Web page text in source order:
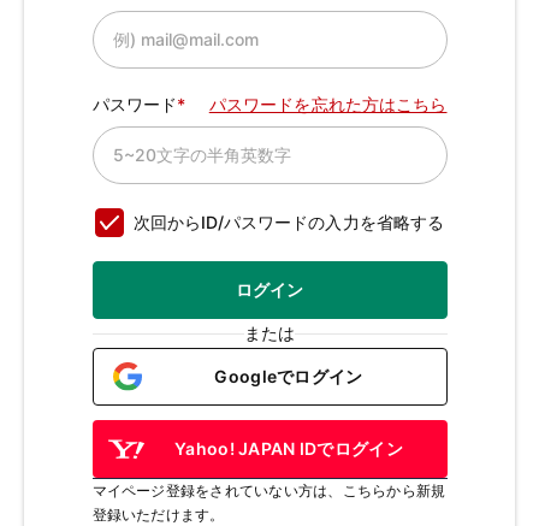
パスワード パスワードを忘れた方はこちら
次回からID/パスワードの入力を省略する
ログイン
または
Googleでログイン
Yahoo! JAPAN IDでログイン
マイページ登録をされていない方は、こちらから新規
登録いただけます。